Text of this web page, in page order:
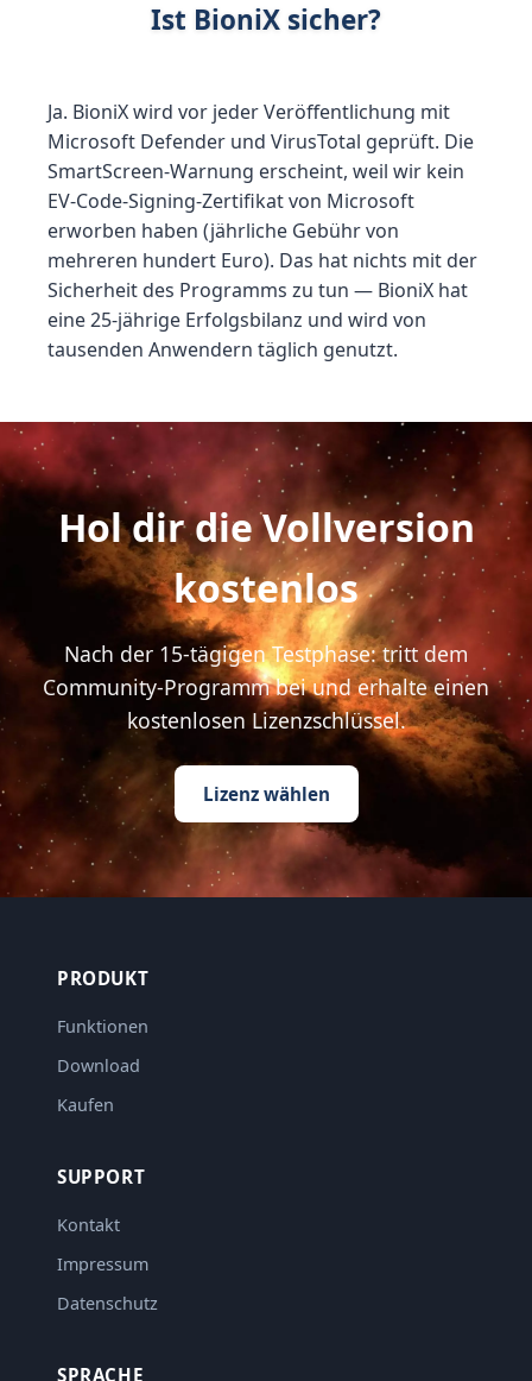
Ist BioniX sicher?
Ja. BioniX wird vor jeder Veröffentlichung mit
Microsoft Defender und VirusTotal geprüft. Die
SmartScreen-Warnung erscheint, weil wir kein
EV-Code-Signing-Zertifikat von Microsoft
erworben haben (jährliche Gebühr von
mehreren hundert Euro). Das hat nichts mit der
Sicherheit des Programms zu tun — BioniX hat
eine 25-jährige Erfolgsbilanz und wird von
tausenden Anwendern täglich genutzt.
Hol dir die Vollversion
kostenlos
Nach der 15-tägigen Testphase: tritt dem
Community-Programm bei und erhalte einen
kostenlosen Lizenzschlüssel.
Lizenz wählen
PRODUKT
Funktionen
Download
Kaufen
SUPPORT
Kontakt
Impressum
Datenschutz
SPRACHE